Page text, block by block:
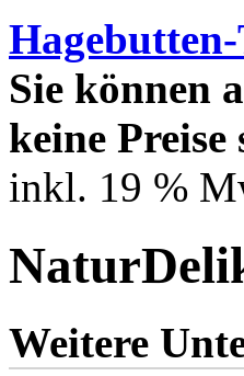
Sie können
keine Preise
inkl. 19 %
Weitere